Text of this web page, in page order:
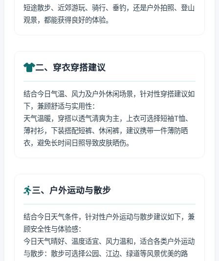
短途散步、近郊游玩、骑行、垂钓，还是户外拍照、登山
观景，都能获得良好的体验。
二、穿衣穿搭建议
结合今日气温、风力及户外休闲场景，针对性穿搭建议如
下，兼顾舒适与实用性：
天气温暖，穿搭以透气清爽为主，上衣可选择短袖T恤、
薄衬衫，下装搭配短裤、休闲裤，建议携带一件薄防晒
衣，避免长时间日照导致皮肤晒伤。
三、户外运动与散步
结合今日天气条件，针对性户外运动与散步建议如下，兼
顾安全性与体验感：
今日天气晴好、温度适宜、风力温和，适合各类户外运动
与散步：散步可选择公园、江边、绿道等风景优美的路